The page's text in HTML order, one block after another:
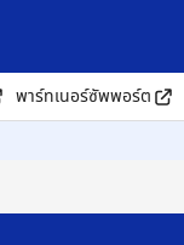
พาร์ทเนอร์ซัพพอร์ต